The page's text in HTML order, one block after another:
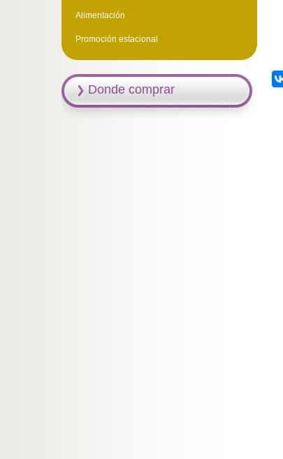
Alimentación
Promoción estacional
Donde comprar